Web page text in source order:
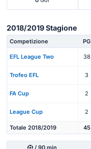
2018/2019 Stagione
Competizione PG
EFL League Two 38
Trofeo EFL 3
FA Cup 2
League Cup 2
Totale 2018/2019 45
/ 90 min